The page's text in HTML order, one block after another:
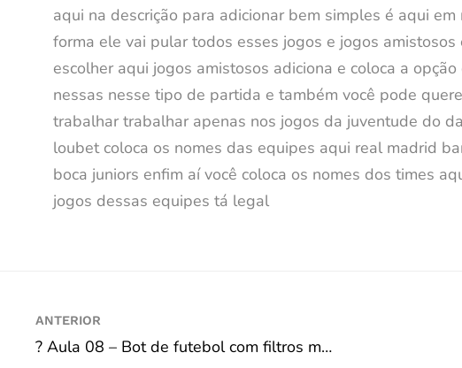
aqui na descrição para adicionar bem simples é aqui
forma ele vai pular todos esses jogos e jogos
escolher aqui jogos amistosos adiciona e coloca a
nessas nesse tipo de partida e também você pode
trabalhar trabalhar apenas nos jogos da juventude do
loubet coloca os nomes das equipes aqui real madrid
boca juniors enfim aí você coloca os nomes dos times
jogos dessas equipes tá legal
ANTERIOR
? Aula 08 – Bot de futebol com filtros mais utilizados